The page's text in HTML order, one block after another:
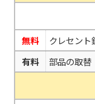
無料
クレセント
有料
部品の取替